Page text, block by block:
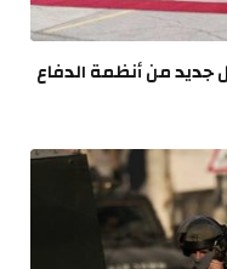
جديد من أنظمة الدفاع